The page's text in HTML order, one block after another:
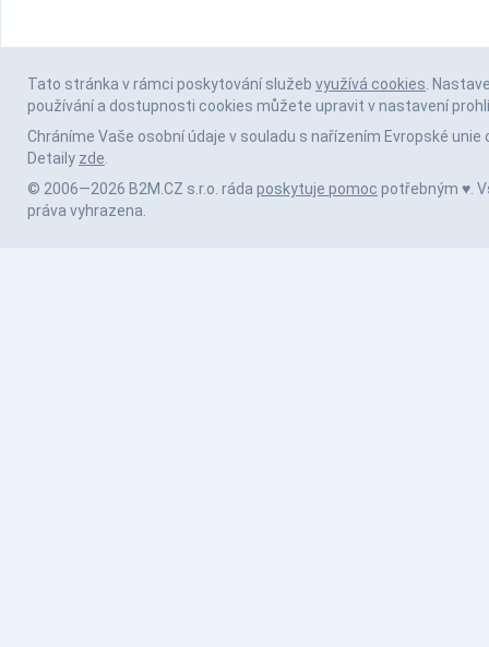
Tato stránka v rámci poskytování služeb využívá cookies.
používání a dostupnosti cookies můžete upravit v nastavení
Chráníme Vaše osobní údaje v souladu s nařízením Evropské unie
Detaily zde.
© 2006—2026 B2M.CZ s.r.o. ráda poskytuje pomoc potřebným ♥️.
práva vyhrazena.